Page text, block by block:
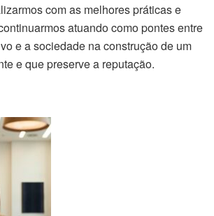
com as melhores práticas e
atuando como pontes entre
e a sociedade na construção de um
e que preserve a reputação.